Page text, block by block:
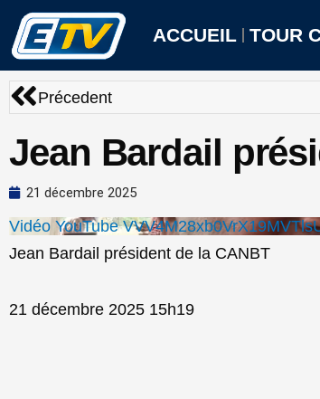
Aller
contenu
ACCUEIL TOUR
Précédent
Précedent
Jean Bardail
21 décembre 2025
Vidéo YouTube
Jean Bardail président de la CANBT
21 décembre 2025 15h19